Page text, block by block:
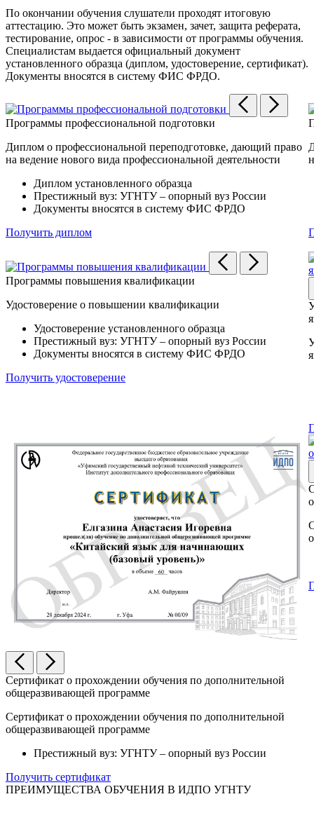
По окончании обучения слушатели проходят итоговую
аттестацию. Это может быть экзамен, зачет, защита реферата,
тестирование, опрос - в зависимости от программы обучения.
Специалистам выдается официальный документ
установленного образца (диплом, удостоверение, сертификат).
Документы вносятся в систему ФИС ФРДО.
Программы профессиональной подготовки
Диплом о профессиональной переподготовке, дающий право
на ведение нового вида профессиональной деятельности
Диплом установленного образца
Престижный вуз: УГНТУ – опорный вуз России
Документы вносятся в систему ФИС ФРДО
Получить диплом
Программы повышения квалификации
Удостоверение о повышении квалификации
Удостоверение установленного образца
Престижный вуз: УГНТУ – опорный вуз России
Документы вносятся в систему ФИС ФРДО
Получить удостоверение
Сертификат о прохождении обучения по дополнительной
общеразвивающей программе
Сертификат о прохождении обучения по дополнительной
общеразвивающей программе
Престижный вуз: УГНТУ – опорный вуз России
Получить сертификат
ПРЕИМУЩЕСТВА ОБУЧЕНИЯ В ИДПО УГНТУ